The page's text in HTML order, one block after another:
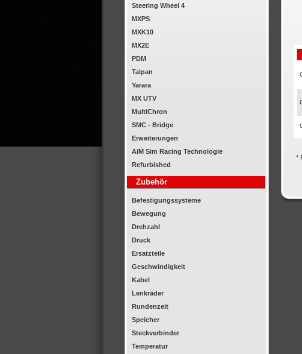
Steering Wheel 4
MXPS
MXK10
MX2E
PDM
Taipan
Yarara
MX UTV
MultiChron
SMC - Bridge
Erweiterungen
AiM Sim Racing Technologie
Refurbished
Zubehör
Befestigungssysteme
Bewegung
Drehzahl
Druck
Ersatzteile
Geschwindigkeit
Kabel
Lenkräder
Rundenzeit
Speicher
Steckverbinder
Temperatur
*